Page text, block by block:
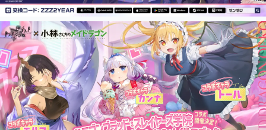
ピックアップ
電ファミのいま読まれている記事ランキング
アプリセール情報
インタビュー